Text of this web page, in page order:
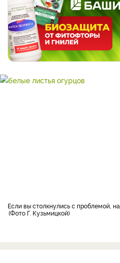
Если вы столкнулись с проблемой,
Фото Г. Кузьмицкой